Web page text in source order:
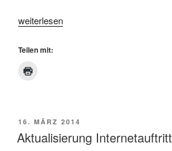
„Mäusebussard
Kleinen
Wald“
weiterlesen
Teilen mit:
VERÖFFENTLICHT
AM
16. MÄRZ 2014
Aktualisierung Internetauftritt